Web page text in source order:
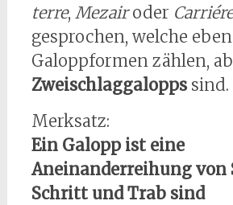
terre, Mezairoder Carriére
gesprochen, welche
Galoppformen zählen,
Zweischlaggalopps sind.
Merksatz:
Ein Galopp ist eine
Aneinanderreihung von
Schritt und Trab sind